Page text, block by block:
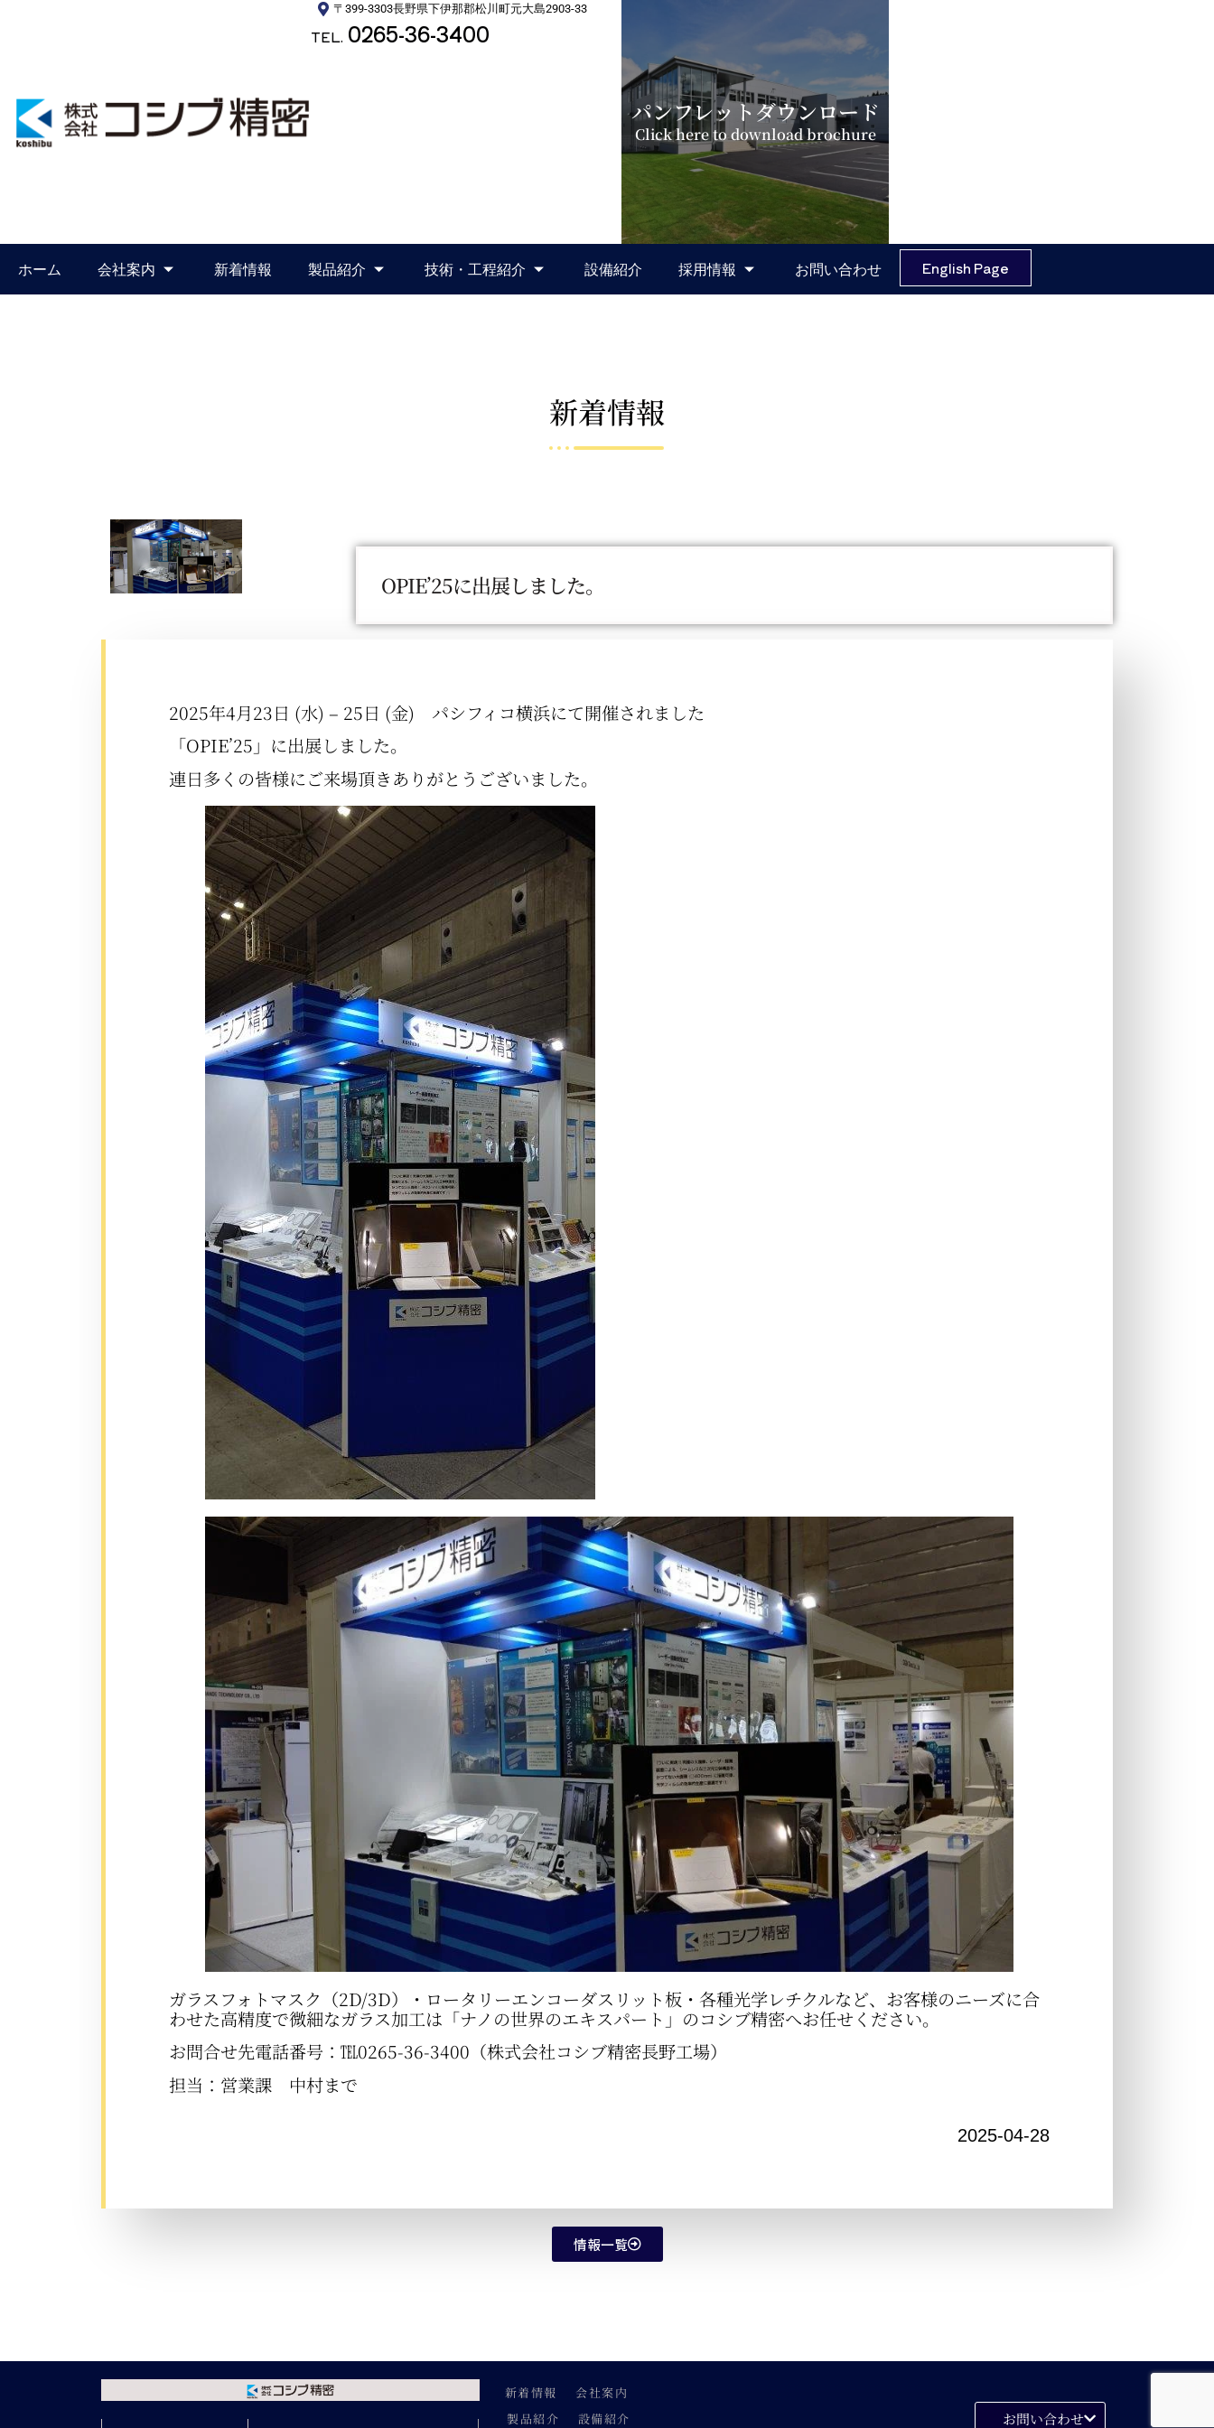
〒399-3303長野県下伊那郡松川町元大島2903-33
TEL. 0265-36-3400
パンフレットダウンロード
Click here to download brochure
ホーム 会社案内 新着情報 製品紹介 技術・工程紹介 設備紹介 採用情報 お問い合わせ English Page
新着情報
OPIE’25に出展しました。
2025年4月23日 (水) – 25日 (金) パシフィコ横浜にて開催されました
「OPIE’25」に出展しました。
連日多くの皆様にご来場頂きありがとうございました。
ガラスフォトマスク（2D/3D）・ロータリーエンコーダスリット板・各種光学レチクルなど、お客様のニーズに合
わせた高精度で微細なガラス加工は「ナノの世界のエキスパート」のコシブ精密へお任せください。
お問合せ先電話番号：℡0265-36-3400（株式会社コシブ精密長野工場）
担当：営業課 中村まで
2025-04-28
情報一覧
新着情報
会社案内
製品紹介
設備紹介 お問い合わせ